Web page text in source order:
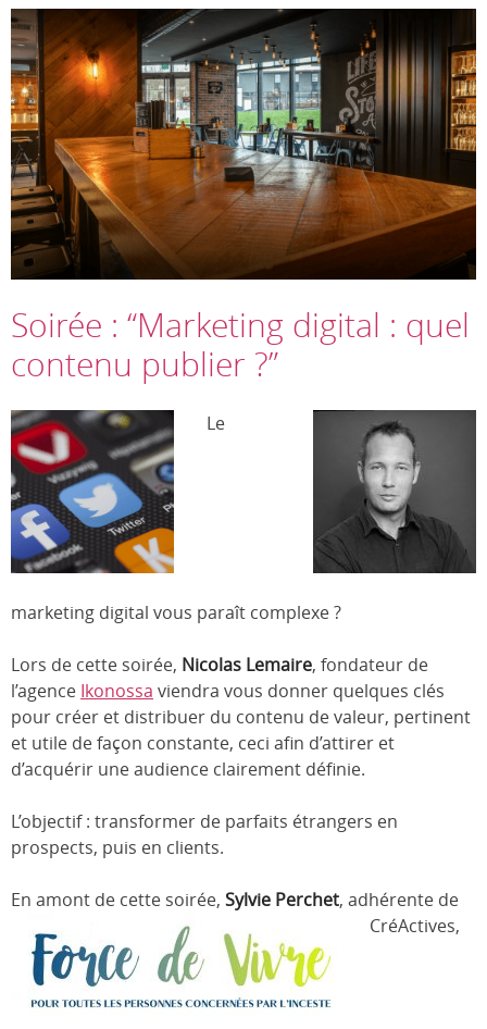
Soirée : “Marketing digital : quel
contenu publier ?”
Le
marketing digital vous paraît complexe ?
Lors de cette soirée, Nicolas Lemaire, fondateur de
l’agence Ikonossa viendra vous donner quelques clés
pour créer et distribuer du contenu de valeur, pertinent
et utile de façon constante, ceci afin d’attirer et
d’acquérir une audience clairement définie.
L’objectif : transformer de parfaits étrangers en
prospects, puis en clients.
En amont de cette soirée, Sylvie Perchet, adhérente de
CréActives,